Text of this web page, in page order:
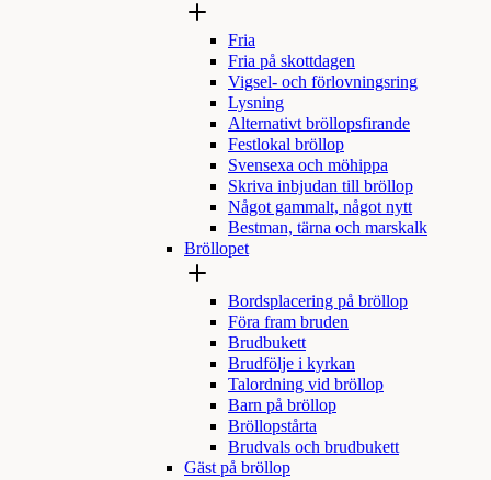
Fria
Fria på skottdagen
Vigsel- och förlovningsring
Lysning
Alternativt bröllopsfirande
Festlokal bröllop
Svensexa och möhippa
Skriva inbjudan till bröllop
Något gammalt, något nytt
Bestman, tärna och marskalk
Bröllopet
Bordsplacering på bröllop
Föra fram bruden
Brudbukett
Brudfölje i kyrkan
Talordning vid bröllop
Barn på bröllop
Bröllopstårta
Brudvals och brudbukett
Gäst på bröllop